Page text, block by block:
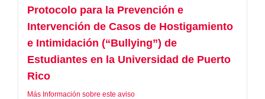
Protocolo para la Prevención e
Intervención de Casos de Hostigamiento
e Intimidación (“Bullying”) de
Estudiantes en la Universidad de Puerto
Rico
Más Información sobre este aviso